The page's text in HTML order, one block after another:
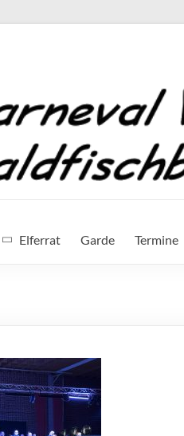
Elferrat Garde Termine